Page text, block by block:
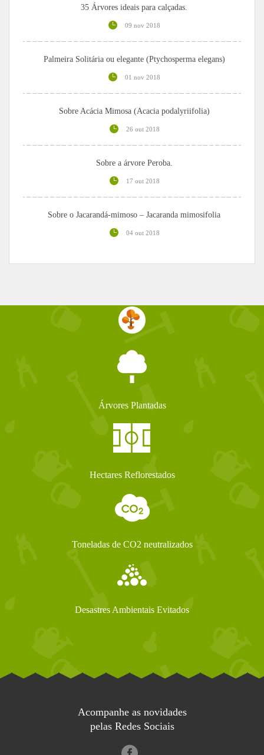
35 Árvores ideais para calçadas.
09 nov 2018
Palmeira Solitária ou elegante (Ptychosperma elegans)
01 nov 2018
Sobre Acácia Mimosa (Acacia podalyriifolia)
26 out 2018
Sobre a árvore Peroba.
17 out 2018
Sobre o Jacarandá-mimoso – Jacaranda mimosifolia
04 out 2018
Árvores Plantadas
Hectares Reflorestados
Toneladas de CO2 neutralizados
Desastres Ambientais Evitados
Acompanhe as novidades
pelas Redes Sociais